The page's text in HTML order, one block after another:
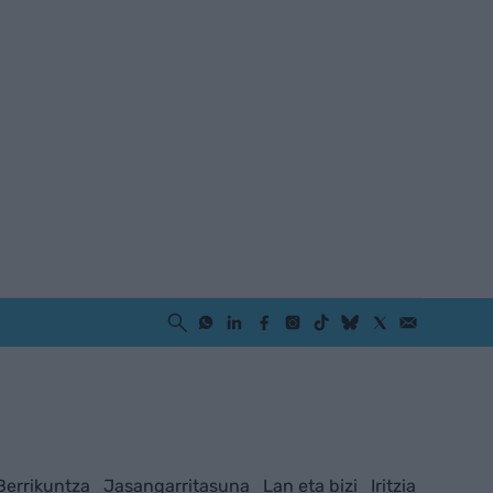
Jasangarritasuna Lan eta bizi Iritzia